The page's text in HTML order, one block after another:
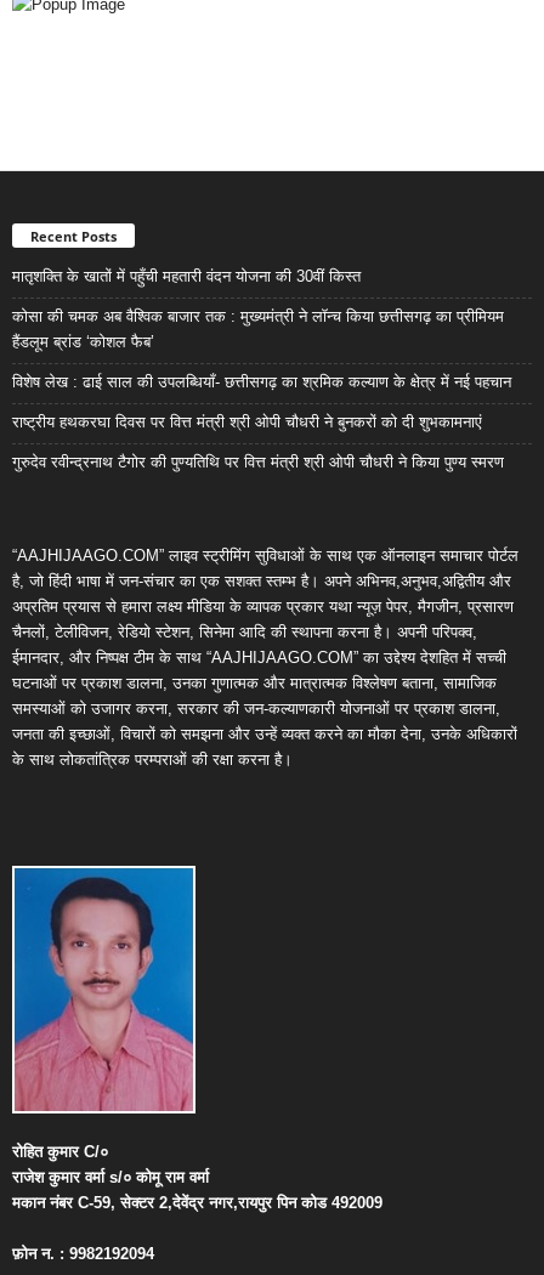
Recent Posts
मातृशक्ति के खातों में पहुँची महतारी वंदन योजना की 30वीं किस्त
कोसा की चमक अब वैश्विक बाजार तक : मुख्यमंत्री ने लॉन्च किया छत्तीसगढ़ का प्रीमियम
हैंडलूम ब्रांड ‘कोशल फैब’
विशेष लेख : ढाई साल की उपलब्धियाँ- छत्तीसगढ़ का श्रमिक कल्याण के क्षेत्र में नई पहचान
राष्ट्रीय हथकरघा दिवस पर वित्त मंत्री श्री ओपी चौधरी ने बुनकरों को दी शुभकामनाएं
गुरुदेव रवीन्द्रनाथ टैगोर की पुण्यतिथि पर वित्त मंत्री श्री ओपी चौधरी ने किया पुण्य स्मरण
“AAJHIJAAGO.COM” लाइव स्ट्रीमिंग सुविधाओं के साथ एक ऑनलाइन समाचार पोर्टल
है, जो हिंदी भाषा में जन-संचार का एक सशक्त स्तम्भ है। अपने अभिनव,अनुभव,अद्वितीय और
अप्रतिम प्रयास से हमारा लक्ष्य मीडिया के व्यापक प्रकार यथा न्यूज़ पेपर, मैगजीन, प्रसारण
चैनलों, टेलीविजन, रेडियो स्टेशन, सिनेमा आदि की स्थापना करना है। अपनी परिपक्व,
ईमानदार, और निष्पक्ष टीम के साथ “AAJHIJAAGO.COM” का उद्देश्य देशहित में सच्ची
घटनाओं पर प्रकाश डालना, उनका गुणात्मक और मात्रात्मक विश्लेषण बताना, सामाजिक
समस्याओं को उजागर करना, सरकार की जन-कल्याणकारी योजनाओं पर प्रकाश डालना,
जनता की इच्छाओं, विचारों को समझना और उन्हें व्यक्त करने का मौका देना, उनके अधिकारों
के साथ लोकतांत्रिक परम्पराओं की रक्षा करना है।
रोहित कुमारC/०
राजेश कुमार वर्माs/० कोमू राम वर्मा
मकान नंबरC-59,सेक्टर2,देवेंद्र नगर,रायपुर पिन कोड492009
फ़ोन न. : 9982192094